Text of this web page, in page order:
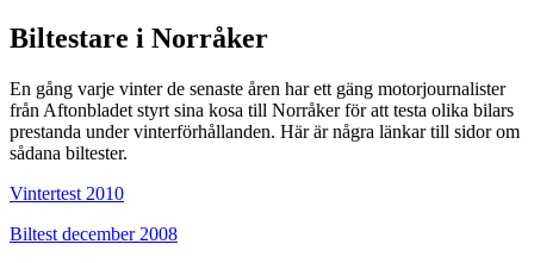
Biltestare i Norråker
En gång varje vinter de senaste åren har ett gäng motorjournalister
från Aftonbladet styrt sina kosa till Norråker för att testa olika bilars
prestanda under vinterförhållanden. Här är några länkar till sidor om
sådana biltester.
Vintertest 2010
Biltest december 2008